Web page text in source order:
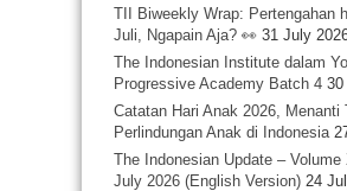
TII Biweekly Wrap: Pertengahan
Juli, Ngapain Aja? 👀 31 July
The Indonesian Institute dalam
Progressive Academy Batch 4 30
Catatan Hari Anak 2026, Menanti
Perlindungan Anak di Indonesia
The Indonesian Update –
July 2026 (English Version) 24